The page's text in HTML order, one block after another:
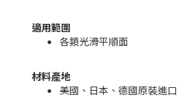
適用範圍
各類光滑平順面
材料產地
美國、日本、德國原裝進口